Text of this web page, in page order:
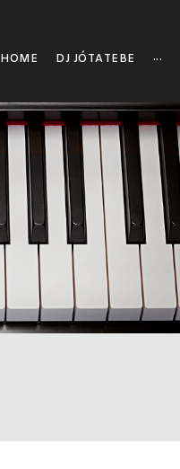
HOME DJ JÓTATEBE ···